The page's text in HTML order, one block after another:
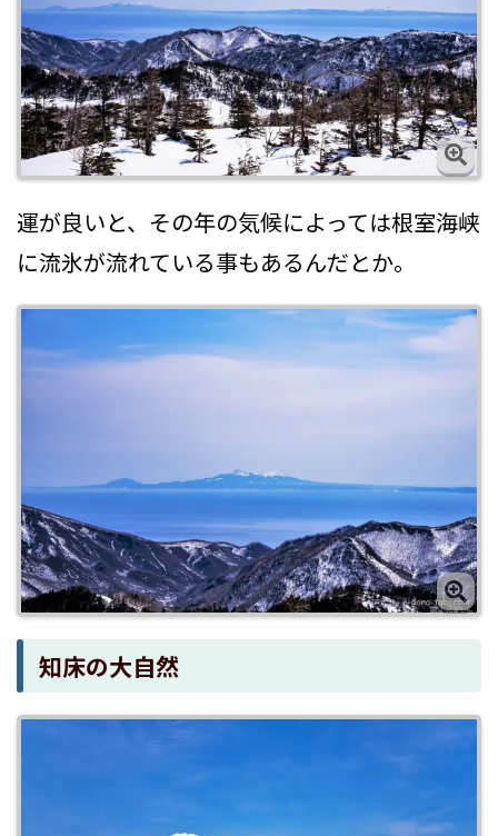
運が良いと、その年の気候によっては根室海峡
に流氷が流れている事もあるんだとか。
知床の大自然